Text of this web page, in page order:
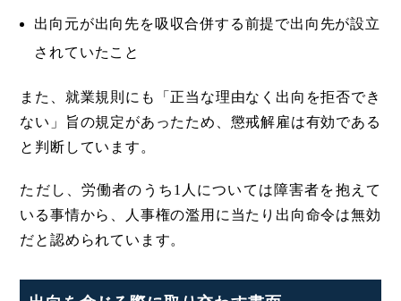
出向元が出向先を吸収合併する前提で出向先が設立
されていたこと
また、就業規則にも「正当な理由なく出向を拒否でき
ない」旨の規定があったため、懲戒解雇は有効である
と判断しています。
ただし、労働者のうち1人については障害者を抱えて
いる事情から、人事権の濫用に当たり出向命令は無効
だと認められています。